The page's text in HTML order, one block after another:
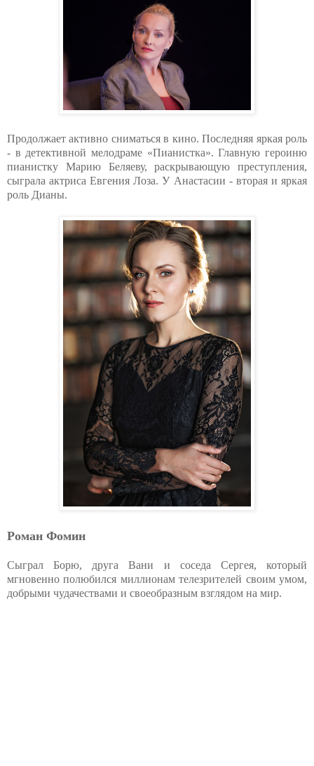
Продолжает активно сниматься в кино. Последняя яркая роль
- в детективной мелодраме «Пианистка». Главную героиню
пианистку Марию Беляеву, раскрывающую преступления,
сыграла актриса Евгения Лоза. У Анастасии - вторая и яркая
роль Дианы.
Роман Фомин
Сыграл Борю, друга Вани и соседа Сергея, который
мгновенно полюбился миллионам телезрителей своим умом,
добрыми чудачествами и своеобразным взглядом на мир.